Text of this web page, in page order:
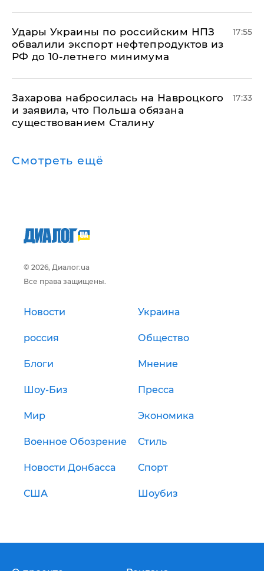
Удары Украины по российским НПЗ
обвалили экспорт нефтепродуктов из
РФ до 10-летнего минимума
17:55
​Захарова набросилась на Навроцкого
и заявила, что Польша обязана
существованием Сталину
17:33
Смотреть ещё
© 2026, Диалог.ua
Все права защищены.
Новости Украина
россия Общество
Блоги Мнение
Шоу-Биз Пресса
Мир Экономика
Военное Обозрение Стиль
Новости Донбасса Спорт
США Шоубиз